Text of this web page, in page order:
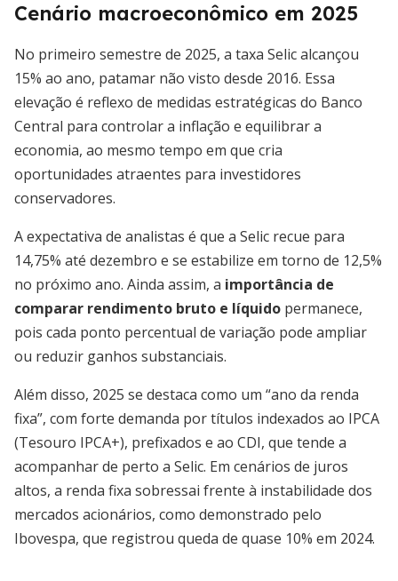
Cenário macroeconômico em 2025
No primeiro semestre de 2025, a taxa Selic alcançou
15% ao ano, patamar não visto desde 2016. Essa
elevação é reflexo de medidas estratégicas do Banco
Central para controlar a inflação e equilibrar a
economia, ao mesmo tempo em que cria
oportunidades atraentes para investidores
conservadores.
A expectativa de analistas é que a Selic recue para
14,75% até dezembro e se estabilize em torno de 12,5%
no próximo ano. Ainda assim, a importância de
comparar rendimento bruto e líquido permanece,
pois cada ponto percentual de variação pode ampliar
ou reduzir ganhos substanciais.
Além disso, 2025 se destaca como um “ano da renda
fixa”, com forte demanda por títulos indexados ao IPCA
(Tesouro IPCA+), prefixados e ao CDI, que tende a
acompanhar de perto a Selic. Em cenários de juros
altos, a renda fixa sobressai frente à instabilidade dos
mercados acionários, como demonstrado pelo
Ibovespa, que registrou queda de quase 10% em 2024.